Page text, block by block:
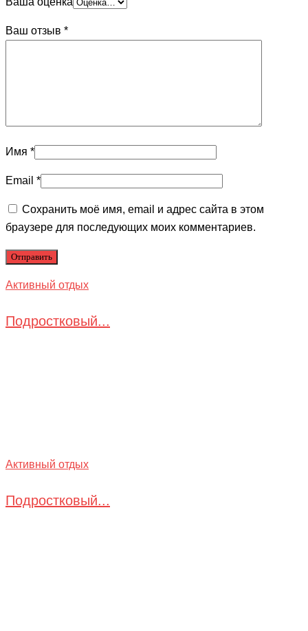
Ваш отзыв *
Имя *
Email *
Сохранить моё имя, email и адрес сайта в этом
браузере для последующих моих комментариев.
Активный отдых
Подростковый...
Активный отдых
Подростковый...